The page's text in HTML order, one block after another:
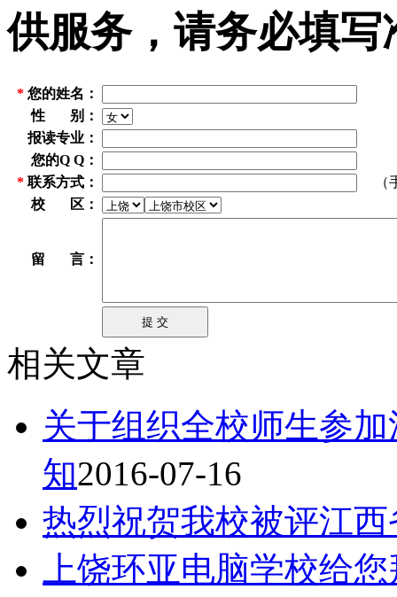
供服务，请务必填
* 您的姓名：
性 别：
报读专业：
您的Q Q：
* 联系方式：
（
校 区：
留 言：
相关文章
关于组织全校师生参
知2016-07-16
热烈祝贺我校被评江
上饶环亚电脑学校给